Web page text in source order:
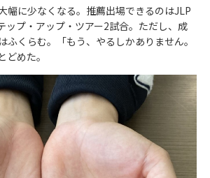
幅に少なくなる。推薦出場できるのはJLP
ップ・アップ・ツアー2試合。ただし、成
ふくらむ。「もう、やるしかありません。
めた。